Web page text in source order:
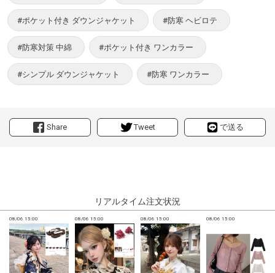
Share Tweet で送る
#ポケット付き ダウンジャケット #防寒 ヘビロテ
#防寒対策 中綿 #ポケット付き ワンカラー
#シンプル ダウンジャケット #防寒 ワンカラー
リアルタイム注文状況
08/06 15:00 08/06 15:00 08/06 15:00 08/06 15:00